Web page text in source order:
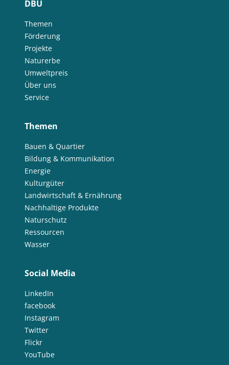
DBU
Themen
Förderung
Projekte
Naturerbe
Umweltpreis
Über uns
Service
Themen
Bauen & Quartier
Bildung & Kommunikation
Energie
Kulturgüter
Landwirtschaft & Ernährung
Nachhaltige Produkte
Naturschutz
Ressourcen
Wasser
Social Media
LinkedIn
facebook
Instagram
Twitter
Flickr
YouTube